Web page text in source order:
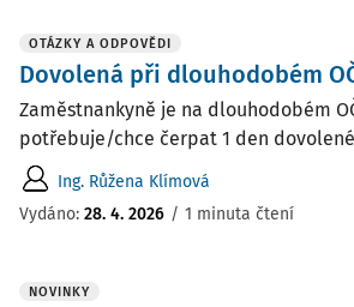
OTÁZKY A ODPOVĚDI
Dovolená při dlouhodobém
Zaměstnankyně je na dlouhodobém
potřebuje/chce čerpat 1 den
Ing. Růžena Klímová
Vydáno: 28. 4. 2026 / 1 minuta čtení
NOVINKY